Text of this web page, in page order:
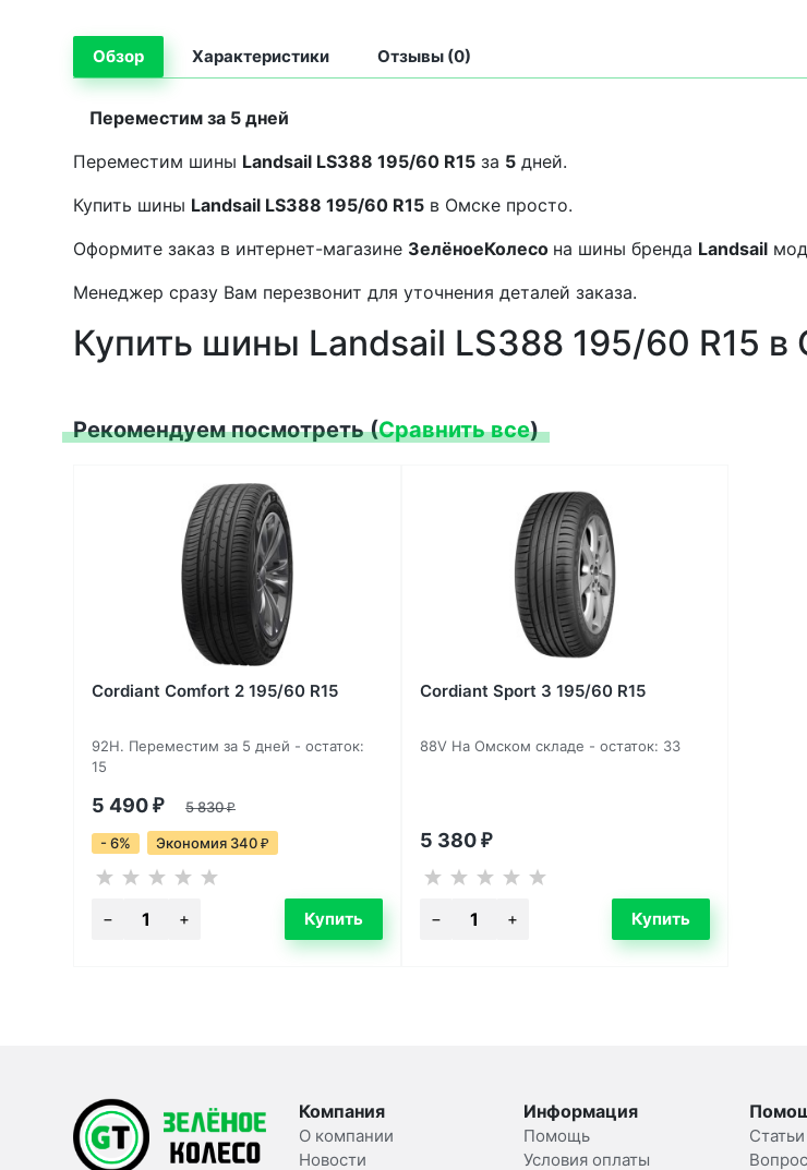
Обзор Характеристики Отзывы (0)
Переместим за 5 дней
Переместим шины Landsail LS388 195/60 R15 за 5 дней.
Купить шины Landsail LS388 195/60 R15 в Омске просто.
Оформите заказ в интернет-магазине ЗелёноеКолесо на шины бренда Landsail
Менеджер сразу Вам перезвонит для уточнения деталей заказа.
Купить шины Landsail LS388 195/60 R15 в
Рекомендуем посмотреть (Сравнить все)
Cordiant Comfort 2 195/60 R15
92H. Переместим за 5 дней - остаток:
15
5 490 ₽ 5 830₽
- 6% Экономия 340 ₽
Cordiant Sport 3 195/60 R15
88V На Омском складе - остаток: 33
5 380 ₽
Компания
О компании
Новости
Информация
Помощь
Условия оплаты
Статьи